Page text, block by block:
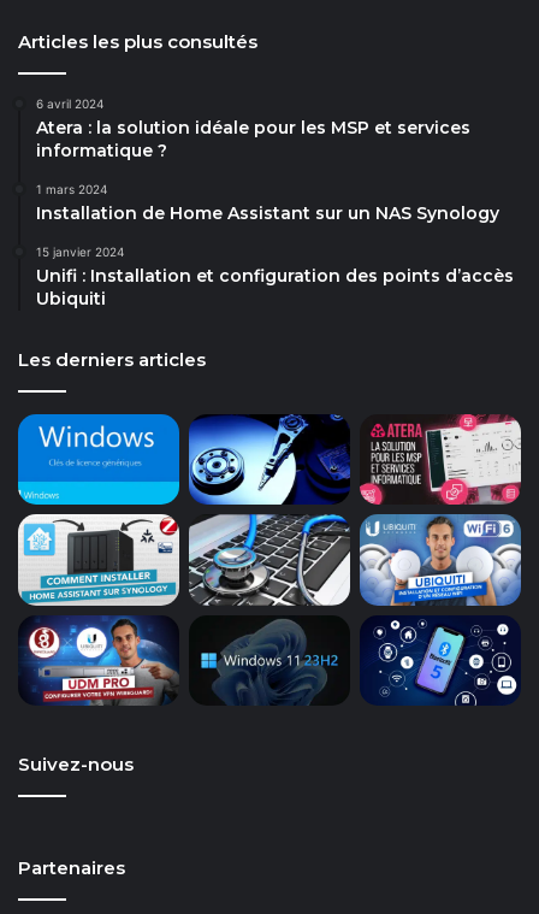
Articles les plus consultés
6 avril 2024
Atera : la solution idéale pour les MSP et services
informatique ?
1 mars 2024
Installation de Home Assistant sur un NAS Synology
15 janvier 2024
Unifi : Installation et configuration des points d’accès
Ubiquiti
Les derniers articles
Suivez-nous
Partenaires